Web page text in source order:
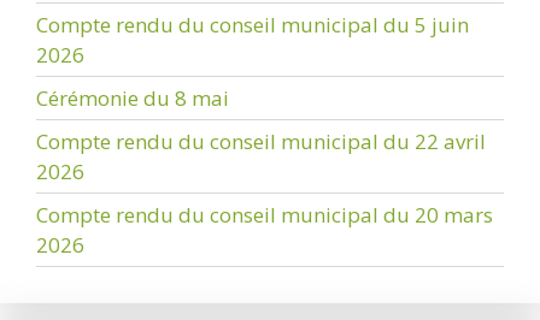
Compte rendu du conseil municipal du 5 juin
2026
Cérémonie du 8 mai
Compte rendu du conseil municipal du 22 avril
2026
Compte rendu du conseil municipal du 20 mars
2026